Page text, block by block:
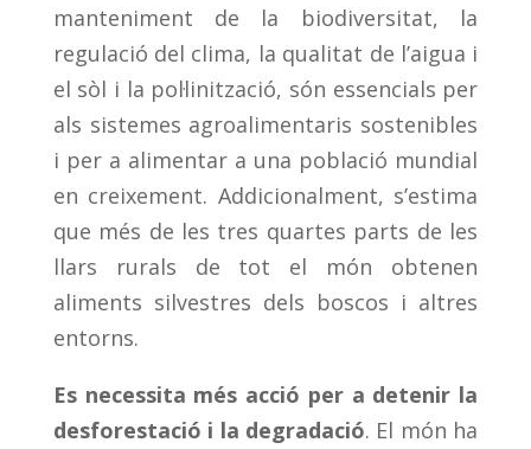
manteniment de la biodiversitat, la
regulació del clima, la qualitat de l’aigua i
el sòl i la pol·linització, són essencials per
als sistemes agroalimentaris sostenibles
i per a alimentar a una població mundial
en creixement. Addicionalment, s’estima
que més de les tres quartes parts de les
llars rurals de tot el món obtenen
aliments silvestres dels boscos i altres
entorns.
Es necessita més acció per a detenir la
desforestació i la degradació. El món ha